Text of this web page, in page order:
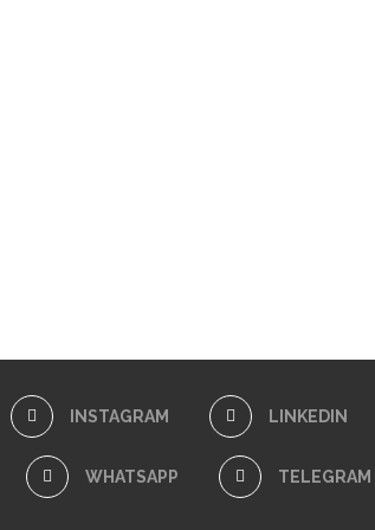
INSTAGRAM LINKEDIN
WHATSAPP TELEGRAM